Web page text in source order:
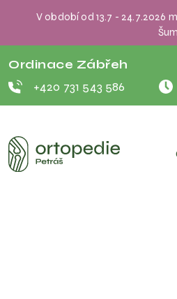
V období od 13.7 - 24.7.2026
Ordinace Zábřeh
+420 731 543 586